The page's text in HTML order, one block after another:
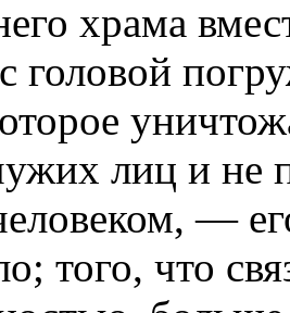
храма
головой
лиц и не
—
того, что